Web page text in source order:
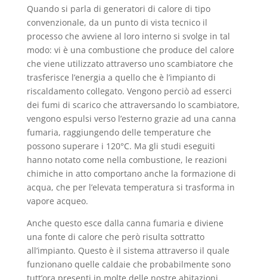
Quando si parla di generatori di calore di tipo
convenzionale, da un punto di vista tecnico il
processo che avviene al loro interno si svolge in tal
modo: vi è una combustione che produce del calore
che viene utilizzato attraverso uno scambiatore che
trasferisce l’energia a quello che è l’impianto di
riscaldamento collegato. Vengono perciò ad esserci
dei fumi di scarico che attraversando lo scambiatore,
vengono espulsi verso l’esterno grazie ad una canna
fumaria, raggiungendo delle temperature che
possono superare i 120°C. Ma gli studi eseguiti
hanno notato come nella combustione, le reazioni
chimiche in atto comportano anche la formazione di
acqua, che per l’elevata temperatura si trasforma in
vapore acqueo.
Anche questo esce dalla canna fumaria e diviene
una fonte di calore che però risulta sottratto
all’impianto. Questo è il sistema attraverso il quale
funzionano quelle caldaie che probabilmente sono